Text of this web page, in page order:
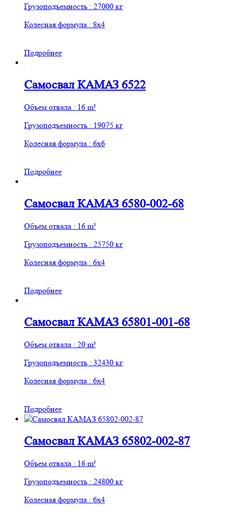
Грузоподъемность : 27000 кг
Колесная формула : 8х4
Подробнее
Самосвал КАМАЗ 6522
Объем отвала : 16 m³
Грузоподъемность : 19075 кг
Колесная формула : 6х6
Подробнее
Самосвал КАМАЗ 6580-002-68
Объем отвала : 16 m³
Грузоподъемность : 25750 кг
Колесная формула : 6х4
Подробнее
Самосвал КАМАЗ 65801-001-68
Объем отвала : 20 m³
Грузоподъемность : 32430 кг
Колесная формула : 6х4
Подробнее
Самосвал КАМАЗ 65802-002-87
Объем отвала : 16 m³
Грузоподъемность : 24800 кг
Колесная формула : 6х4